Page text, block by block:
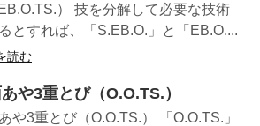
） 技を分解して必要な技術
とすれば、「S.EB.O.」と「EB.O....
読む
や3重とび（O.O.TS.）
や3重とび（O.O.TS.） 「O.O.TS.」